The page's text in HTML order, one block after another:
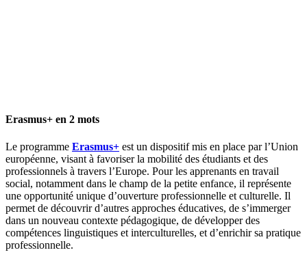
Erasmus+ en 2 mots
Le programme Erasmus+ est un dispositif mis en place par l’Union
européenne, visant à favoriser la mobilité des étudiants et des
professionnels à travers l’Europe. Pour les apprenants en travail
social, notamment dans le champ de la petite enfance, il représente
une opportunité unique d’ouverture professionnelle et culturelle. Il
permet de découvrir d’autres approches éducatives, de s’immerger
dans un nouveau contexte pédagogique, de développer des
compétences linguistiques et interculturelles, et d’enrichir sa pratique
professionnelle.